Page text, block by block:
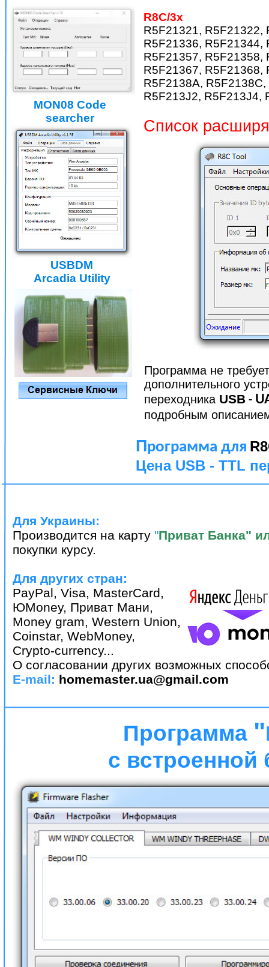
Для Украины:
Производится на карту "Приват Банка"
покупки курсу.
Для других стран:
PayPal, Visa, MasterCard,
ЮMoney, Приват Мани,
Money gram, Western Union,
Coinstar, WebMoney,
Crypto-currency...
О согласовании других возможных
E-mail: homemaster.ua@gmail.com
Программа для
Цена USB - TTL
R8C/3x
R5F21321, R5F21322,
R5F21336, R5F21344,
R5F21357, R5F21358,
R5F21367, R5F21368,
R5F2138A,
R5F213J2, R5F213J4,
Список
Программа не
дополнительного
переходника USB -
подробным
MON08 Code
searcher
USBDM
Arcadia Utility
Программа "
с встроенной